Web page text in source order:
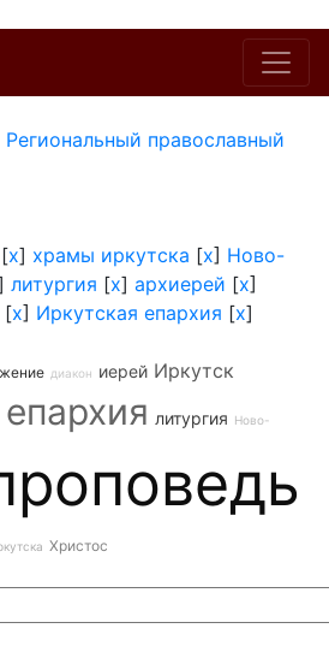
православный
[x] храмы иркутска [x] Ново-
литургия [x] архиерей [x]
[x] Иркутская епархия [x]
диакон иерей Иркутск
литургия Ново-
Христос